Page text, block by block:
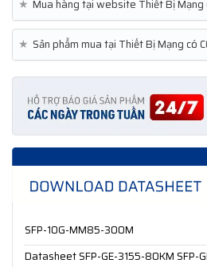
★ Mua hàng tại website Thiết Bị Mạng
★ Sản phẩm mua tại Thiết Bị Mạng có
SFP-10G-MM85-300M
Datasheet SFP-GE-3155-80KM SFP-